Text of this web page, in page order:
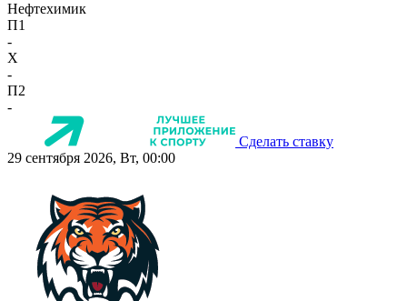
Нефтехимик
П1
-
X
-
П2
-
Сделать ставку
29 сентября 2026, Вт, 00:00